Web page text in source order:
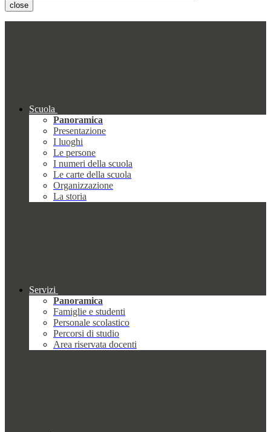
close
Scuola
Panoramica
Presentazione
I luoghi
Le persone
I numeri della scuola
Le carte della scuola
Organizzazione
La storia
Servizi
Panoramica
Famiglie e studenti
Personale scolastico
Percorsi di studio
Area riservata docenti